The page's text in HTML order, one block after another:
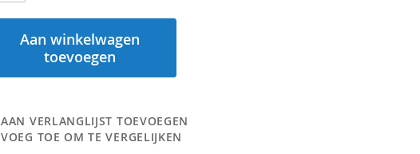
Aan winkelwagen
toevoegen
AAN VERLANGLIJST TOEVOEGEN
VOEG TOE OM TE VERGELIJKEN